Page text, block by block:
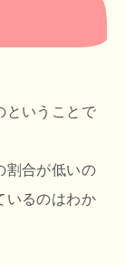
ということで
割合が低いの
いるのはわか